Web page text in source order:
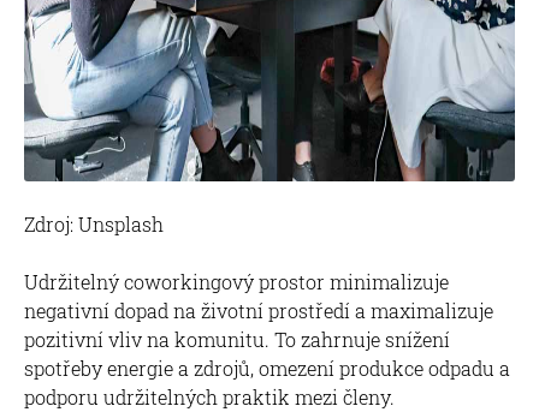
Zdroj: Unsplash
Udržitelný coworkingový prostor minimalizuje
negativní dopad na životní prostředí a maximalizuje
pozitivní vliv na komunitu. To zahrnuje snížení
spotřeby energie a zdrojů, omezení produkce odpadu a
podporu udržitelných praktik mezi členy.